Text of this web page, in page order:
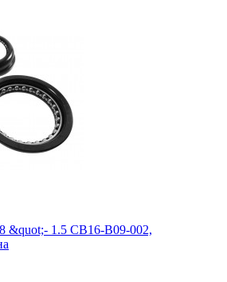
&quot;- 1.5 CB16-B09-002,